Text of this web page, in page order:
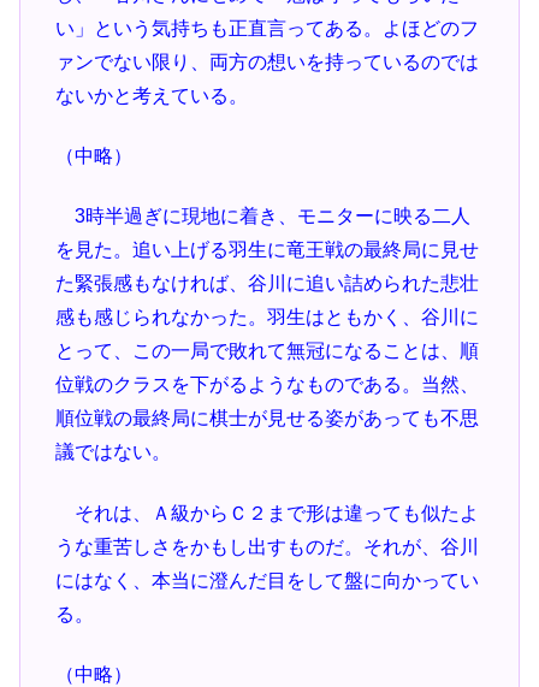
い」という気持ちも正直言ってある。よほどのフ
ァンでない限り、両方の想いを持っているのでは
ないかと考えている。
（中略）
3時半過ぎに現地に着き、モニターに映る二人
を見た。追い上げる羽生に竜王戦の最終局に見せ
た緊張感もなければ、谷川に追い詰められた悲壮
感も感じられなかった。羽生はともかく、谷川に
とって、この一局で敗れて無冠になることは、順
位戦のクラスを下がるようなものである。当然、
順位戦の最終局に棋士が見せる姿があっても不思
議ではない。
それは、Ａ級からＣ２まで形は違っても似たよ
うな重苦しさをかもし出すものだ。それが、谷川
にはなく、本当に澄んだ目をして盤に向かってい
る。
（中略）